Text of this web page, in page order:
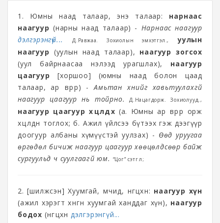
1. Юмны наад талаар, энэ талаар: нарнаас
наагуур (нарны наад талаар) - Нарнаас наагуур
дэлгэрэнгүй...
Д.Равжаа. Зохиолын эмхэтгэл.,
уулын
наагуур (уулын наад талаар), наагуур зогсох
(уул байрнаасаа нэлээд урагшлах), наагуур
цаагуур [хоршоо] (юмны наад болон цаад
талаар, ар өврөөр) -Амьтан хүнийг хавьтуулахгүй
наагуур цаагуур нь тойрно.
Д.Нацагдорж. Зохиолууд.,
наагуур цаагуур хөөцөлдөх (‏‏‏а. Юмны ар өврөөр орж
хөөцөлдөн тоглох; б. Ажил үйлсээ бүтээх гэж дээгүүр
доогуур албаны хүмүүстэй уулзах) - Өөд уруугаа
өргөдөл бичиж наагуур цаагуур хөөцөлдсөөр байж
сургуульд ч суулгаагүй юм. “Цог” сэтгүүл;
2. [шилжсэн] Хуумгай, мөчид, өнгөцхөн: наагуур хүн
(ажил хэрэгт хөнгөн хуумгай ханддаг хүн), наагуур
бодох (өнгөцхөн дэлгэрэнгүй...